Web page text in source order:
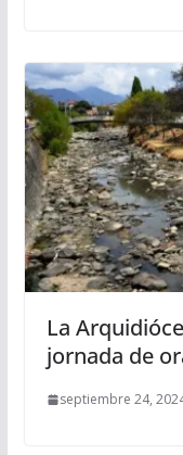
La
jornada de
septiembre 24,